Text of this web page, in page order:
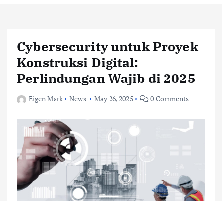
n
Cybersecurity untuk Proyek
Konstruksi Digital:
Perlindungan Wajib di 2025
Eigen Mark News May 26, 2025 0 Comments